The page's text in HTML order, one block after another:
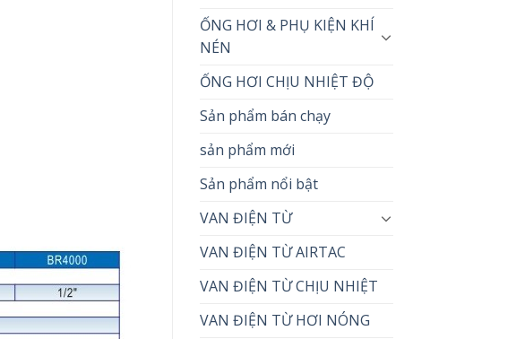
ỐNG HƠI & PHỤ KIỆN KHÍ
NÉN
ỐNG HƠI CHỊU NHIỆT ĐỘ
Sản phẩm bán chạy
sản phẩm mới
Sản phẩm nổi bật
VAN ĐIỆN TỪ
VAN ĐIỆN TỪ AIRTAC
VAN ĐIỆN TỪ CHỊU NHIỆT
VAN ĐIỆN TỪ HƠI NÓNG